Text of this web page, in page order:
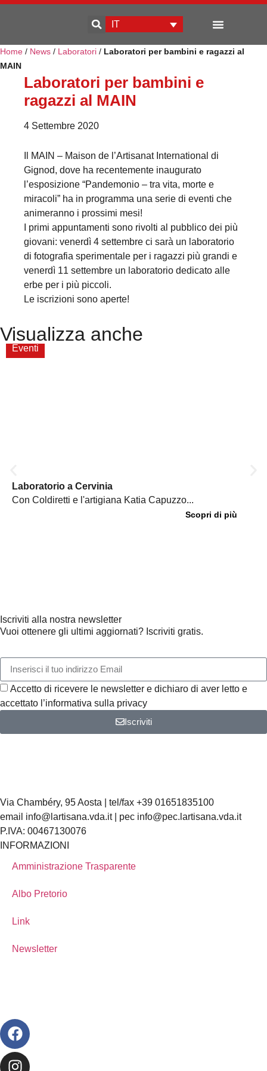
IT
Home / News / Laboratori / Laboratori per bambini e ragazzi al
MAIN
Laboratori per bambini e
ragazzi al MAIN
4 Settembre 2020
Il MAIN – Maison de l’Artisanat International di
Gignod, dove ha recentemente inaugurato
l’esposizione “Pandemonio – tra vita, morte e
miracoli” ha in programma una serie di eventi che
animeranno i prossimi mesi!
I primi appuntamenti sono rivolti al pubblico dei più
giovani: venerdì 4 settembre ci sarà un laboratorio
di fotografia sperimentale per i ragazzi più grandi e
venerdì 11 settembre un laboratorio dedicato alle
erbe per i più piccoli.
Le iscrizioni sono aperte!
Visualizza anche
Eventi
Laboratorio a Cervinia
Con Coldiretti e l'artigiana Katia Capuzzo...
Scopri di più
Iscriviti alla nostra newsletter
Vuoi ottenere gli ultimi aggiornati? Iscriviti gratis.
Accetto di ricevere le newsletter e dichiaro di aver letto e
accettato l’informativa sulla privacy
Iscriviti
Via Chambéry, 95 Aosta | tel/fax +39 01651835100
email info@lartisana.vda.it | pec info@pec.lartisana.vda.it
P.IVA: 00467130076
INFORMAZIONI
Amministrazione Trasparente
Albo Pretorio
Link
Newsletter